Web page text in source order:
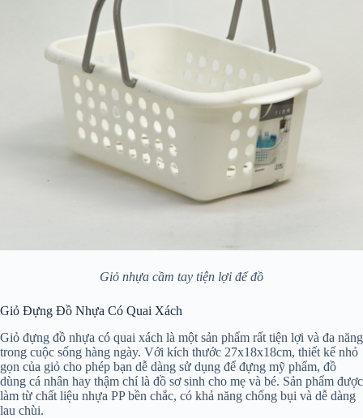
Giỏ nhựa cầm tay tiện lợi để đồ
Giỏ Đựng Đồ Nhựa Có Quai Xách
Giỏ đựng đồ nhựa có quai xách là một sản phẩm rất tiện lợi và đa năng
trong cuộc sống hàng ngày. Với kích thước 27x18x18cm, thiết kế nhỏ
gọn của giỏ cho phép bạn dễ dàng sử dụng để đựng mỹ phẩm, đồ
dùng cá nhân hay thậm chí là đồ sơ sinh cho mẹ và bé. Sản phẩm được
làm từ chất liệu nhựa PP bền chắc, có khả năng chống bụi và dễ dàng
lau chùi.